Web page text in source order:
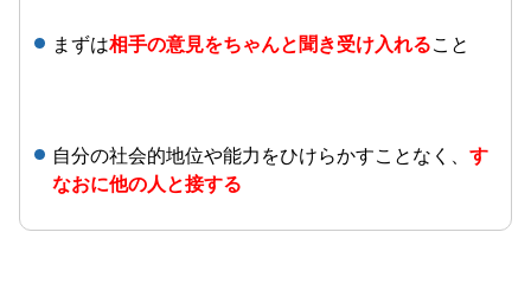
まずは相手の意見をちゃんと聞き受け入れること
自分の社会的地位や能力をひけらかすことなく、 す
なおに他の人と接する